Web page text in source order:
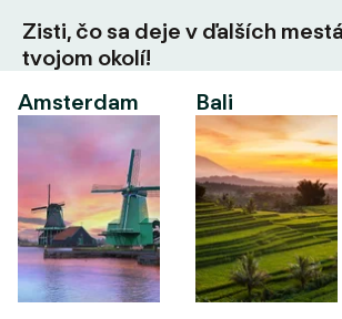
Zisti, čo sa deje v ďalších
tvojom okolí!
Amsterdam
Bali